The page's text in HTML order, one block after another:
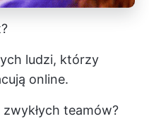
ludzi, którzy
online.
teamów?